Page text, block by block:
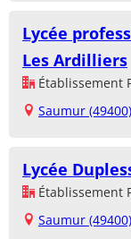
Lycée
Les Ardilliers
Établissement
Saumur (49400)
Lycée
Établissement
Saumur (49400)